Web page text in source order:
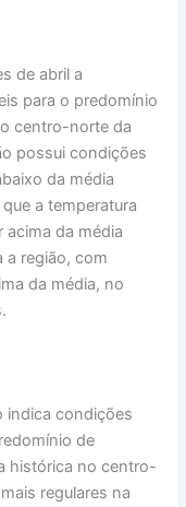
de abril a
para o predomínio
centro-norte da
possui condições
da média
a temperatura
acima da média
a região, com
da média, no
indica condições
de
histórica no centro-
regulares na